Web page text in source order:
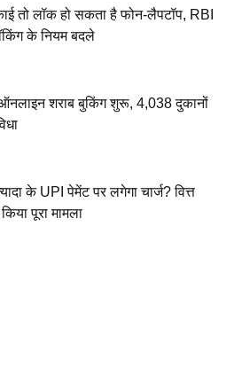
तो लॉक हो सकता है फोन-लैपटॉप, RBI
के नियम बदले
शराब बुकिंग शुरू, 4,038 दुकानों
के UPI पेमेंट पर लगेगा चार्ज? वित्त
पूरा मामला